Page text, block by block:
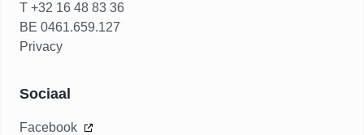
T +32 16 48 83 36
BE 0461.659.127
Privacy
Sociaal
Facebook